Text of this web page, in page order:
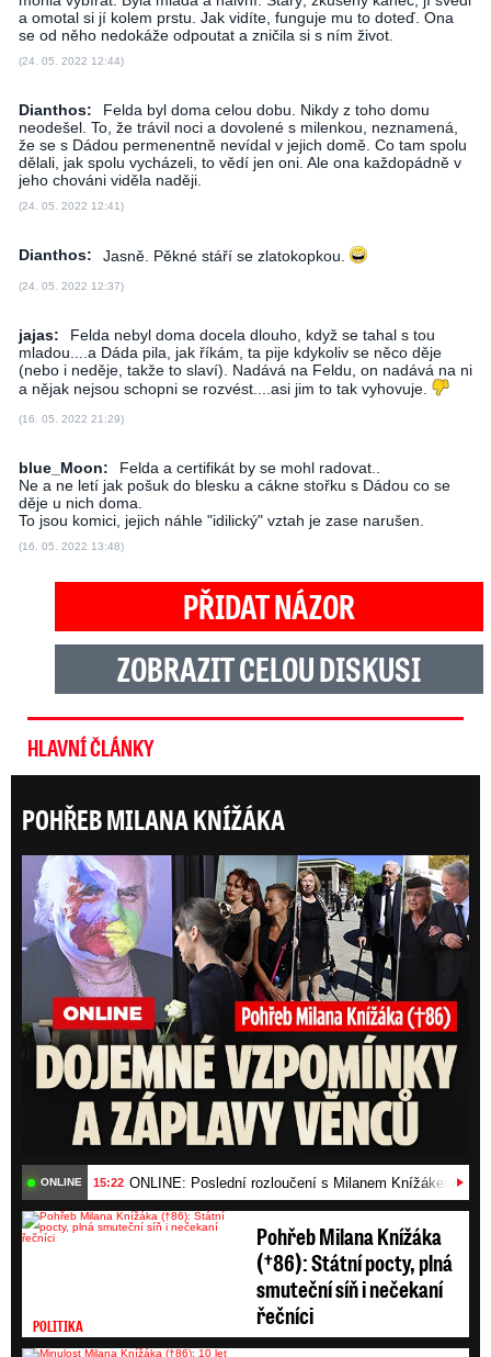
a omotal si jí kolem prstu. Jak vidíte, funguje mu to doteď. Ona
se od něho nedokáže odpoutat a zničila si s ním život.
(24. 05. 2022 12:44)
Dianthos:
Felda byl doma celou dobu. Nikdy z toho domu
neodešel. To, že trávil noci a dovolené s milenkou, neznamená,
že se s Dádou permenentně nevídal v jejich domě. Co tam spolu
dělali, jak spolu vycházeli, to vědí jen oni. Ale ona každopádně v
jeho chováni viděla naději.
(24. 05. 2022 12:41)
Dianthos: Jasně. Pěkné stáří se zlatokopkou.
(24. 05. 2022 12:37)
jajas:
Felda nebyl doma docela dlouho, když se tahal s tou
mladou....a Dáda pila, jak říkám, ta pije kdykoliv se něco děje
(nebo i neděje, takže to slaví). Nadává na Feldu, on nadává na ni
a nějak nejsou schopni se rozvést....asi jim to tak vyhovuje.
(16. 05. 2022 21:29)
blue_Moon:
Felda a certifikát by se mohl radovat..
Ne a ne letí jak pošuk do blesku a cákne stořku s Dádou co se
děje u nich doma.
To jsou komici, jejich náhle "idilický" vztah je zase narušen.
(16. 05. 2022 13:48)
PŘIDAT NÁZOR
ZOBRAZIT CELOU DISKUSI
HLAVNÍ ČLÁNKY
POHŘEB MILANA KNÍŽÁKA
ONLINE 15:22 ONLINE: Poslední rozloučení s Milanem Knížákem
POLITIKA
Pohřeb Milana Knížáka
(†86): Státní pocty, plná
smuteční síň i nečekaní
řečníci